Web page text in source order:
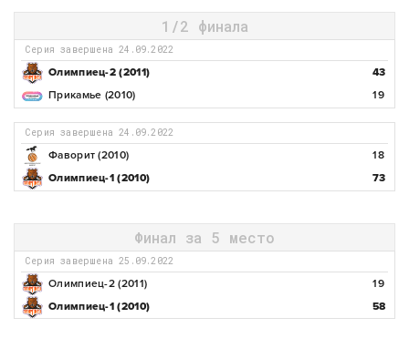
1/2 финала
Серия завершена 24.09.2022
Олимпиец-2 (2011)
43
Прикамье (2010)
19
Серия завершена 24.09.2022
Фаворит (2010)
18
Олимпиец-1 (2010)
73
Финал за 5 место
Серия завершена 25.09.2022
Олимпиец-2 (2011)
19
Олимпиец-1 (2010)
58